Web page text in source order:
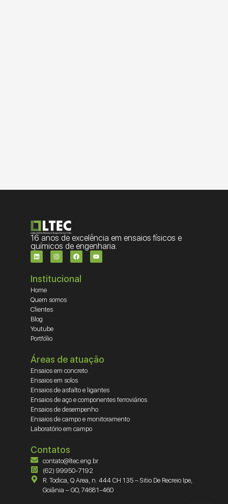
16 anos de excelência em ensaios físicos e
químicos de engenharia.
Institucional
Home
Quem somos
Clientes
Blog
Youtube
Portfólio
Áreas de atuação
Ensaios em concreto
Ensaios em solos
Ensaios de asfalto e ligantes
Ensaios de aço e componentes ferroviários
Ensaios de desempenho
Ensaios de campo e monitoramento
Laboratório em campo
Contatos
contato@ltec.eng.br
(62) 99950-7192
R. Todica, Q Area, n. 444 CH 135 – Sitio De Recreio Ipe,
Goiânia – GO, 74681-460